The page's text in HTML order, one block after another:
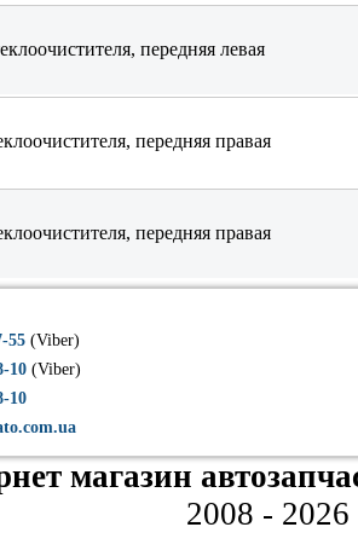
передняя левая
передняя правая
передняя правая
55 (Viber)
10 (Viber)
10
магазин
2008 - 2026